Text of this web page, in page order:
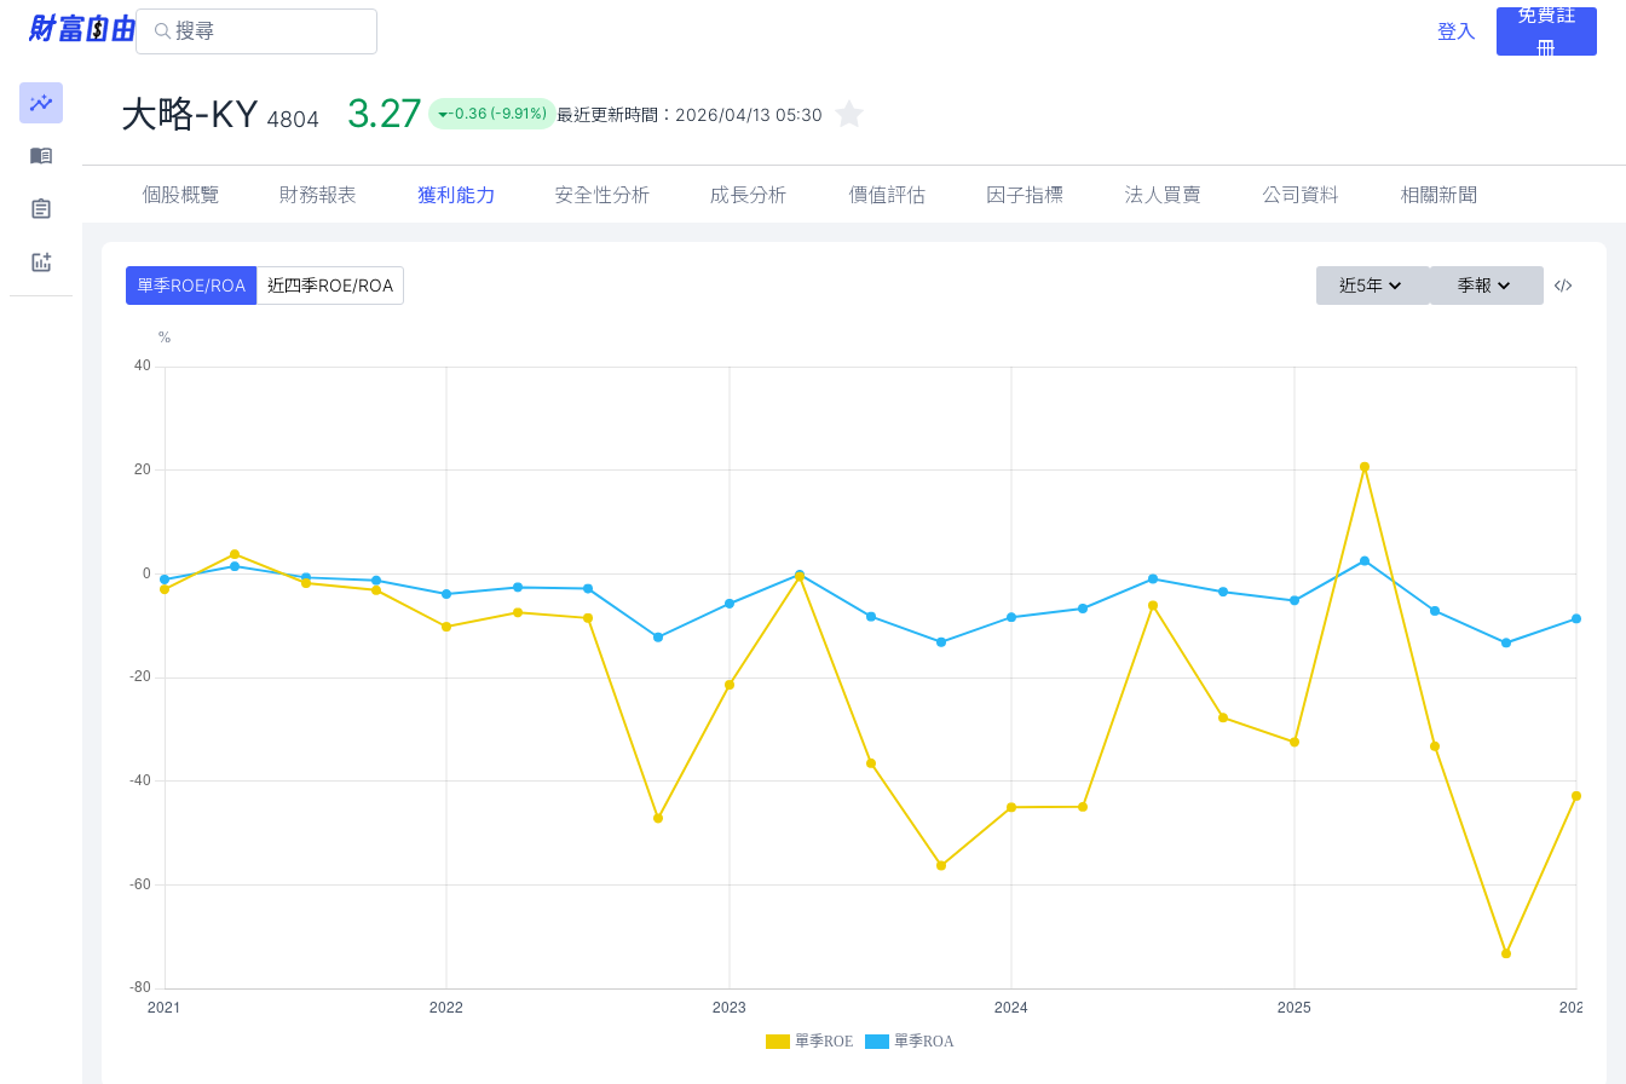
登入
免費註
冊
大略-KY 4804 3.27 -0.36 (-9.91%) 最近更新時間： 2026/04/13 05:30
個股概覽 財務報表 獲利能力 安全性分析 成長分析 價值評估 因子指標 法人買賣 公司資料 相關新聞
單季ROE/ROA 近四季ROE/ROA 近5年 季報
單季ROE 單季ROA